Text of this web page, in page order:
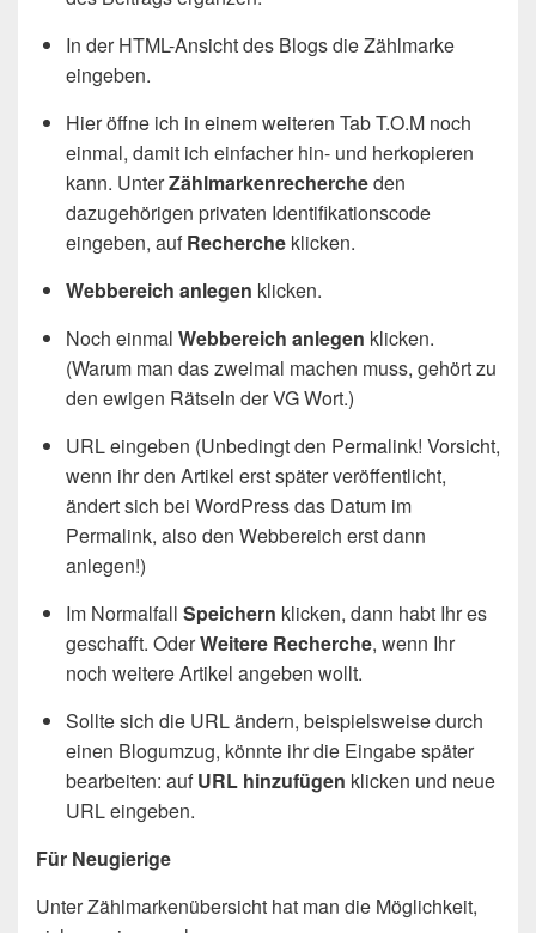
In der HTML-Ansicht des Blogs die Zählmarke
eingeben.
Hier öffne ich in einem weiteren Tab T.O.M noch
einmal, damit ich einfacher hin- und herkopieren
kann. UnterZählmarkenrechercheden
dazugehörigen privaten Identifikationscode
eingeben, aufRecherche klicken.
Webbereich anlegen klicken.
Noch einmal Webbereich anlegen klicken.
(Warum man das zweimal machen muss, gehört zu
den ewigen Rätseln der VG Wort.)
URL eingeben (Unbedingt den Permalink! Vorsicht,
wenn ihr den Artikel erst später veröffentlicht,
ändert sich bei WordPress das Datum im
Permalink, also den Webbereich erst dann
anlegen!)
Im Normalfall Speichern klicken, dann habt Ihr es
geschafft. OderWeitere Recherche, wenn Ihr
noch weitere Artikel angeben wollt.
Sollte sich die URL ändern, beispielsweise durch
einen Blogumzug, könnte ihr die Eingabe später
bearbeiten: aufURL hinzufügen klicken und neue
URL eingeben.
Für Neugierige
Unter Zählmarkenübersicht hat man die Möglichkeit,